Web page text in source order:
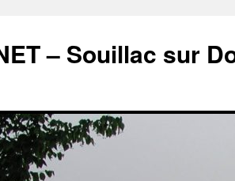
– Souillac sur